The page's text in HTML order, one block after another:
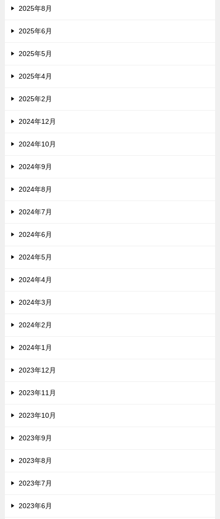
2025年8月
2025年6月
2025年5月
2025年4月
2025年2月
2024年12月
2024年10月
2024年9月
2024年8月
2024年7月
2024年6月
2024年5月
2024年4月
2024年3月
2024年2月
2024年1月
2023年12月
2023年11月
2023年10月
2023年9月
2023年8月
2023年7月
2023年6月